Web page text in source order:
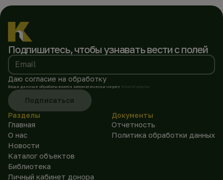
Подпишитесь, чтобы узнавать вести с полей
Email
Даю согласие на обработку
Ваши данные обрабатываются автоматически через SmartCaptcha
Подписаться
Разделы
Главная
О нас
Новости
Каталог объектов
Библиотека
Личный кабинет донора
Документы
Отчетность
Политика обработки данных